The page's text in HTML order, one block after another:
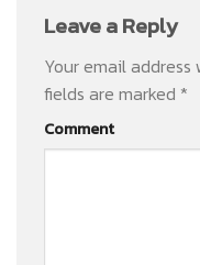
Leave a Reply
Your email
fields are marked *
Comment